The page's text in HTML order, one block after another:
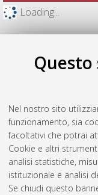
Nel nostro sito
funzionamento, sia
facoltativi che potrai
Cookie e altri
analisi statistiche,
istituzionale e analisi
Se chiudi questo
Loading...